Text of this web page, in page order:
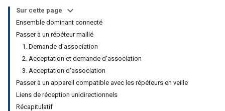
Sur cette page
Ensemble dominant connecté
Passer à un répéteur maillé
1. Demande d'association
2. Acceptation et demande d'association
3. Acceptation d'association
Passer à un appareil compatible avec les répéteurs en veille
Liens de réception unidirectionnels
Récapitulatif